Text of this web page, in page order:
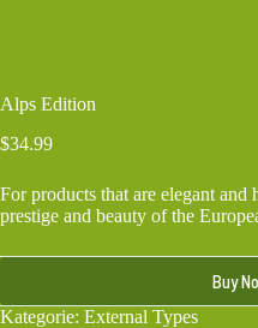
Alps Edition
$34.99
For products that are elegant
prestige and beauty of the
Buy
Kategorie: External Types